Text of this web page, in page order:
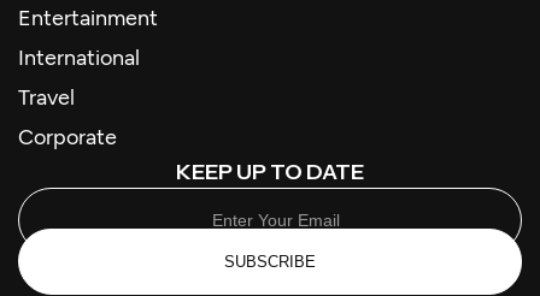
Entertainment
International
Travel
Corporate
KEEP UP TO DATE
SUBSCRIBE